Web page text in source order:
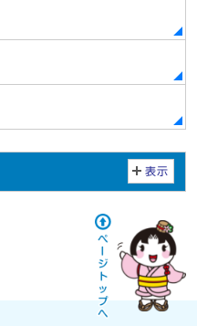
表示